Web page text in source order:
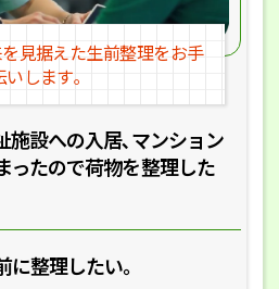
施設への入居､マンション
ったので荷物を整理した
に整理したい｡
見据えた生前整理をお手
いします｡